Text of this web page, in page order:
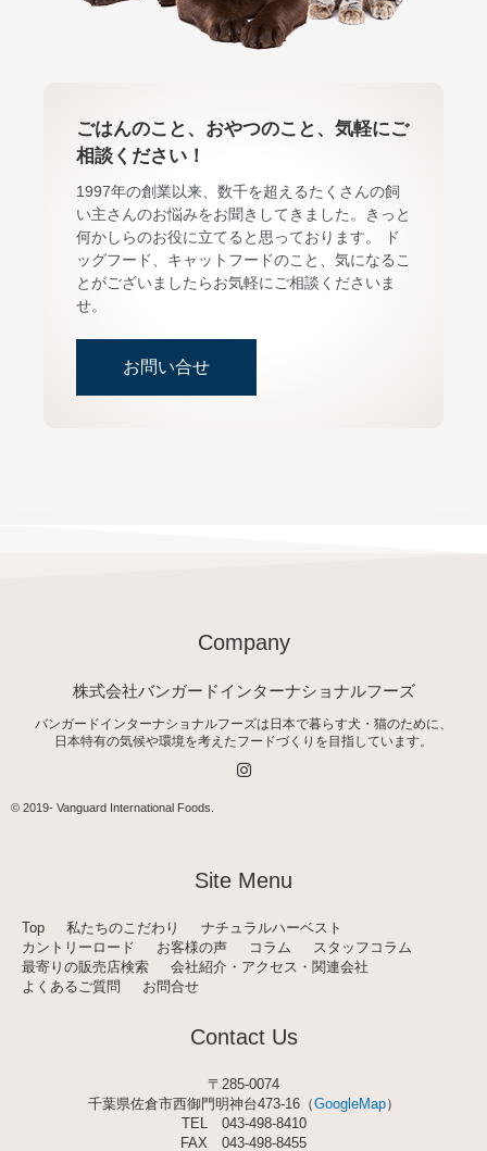
ごはんのこと、おやつのこと、気軽にご
相談ください！
1997年の創業以来、数千を超えるたくさんの飼
い主さんのお悩みをお聞きしてきました。きっと
何かしらのお役に立てると思っております。 ド
ッグフード、キャットフードのこと、気になるこ
とがございましたらお気軽にご相談くださいま
せ。
お問い合せ
Company
株式会社バンガードインターナショナルフーズ
バンガードインターナショナルフーズは日本で暮らす犬・猫のために、
日本特有の気候や環境を考えたフードづくりを目指しています。
I
n
a
m
© 2019- Vanguard International Foods
Site Menu
Top 私たちのこだわり
ナチュラルハーベスト
カントリーロード
お客様の声 コラム
スタッフコラム
最寄りの販売店検索
会社紹介・アクセス・関連会社
よくあるご質問
お問合せ
Contact Us
〒285-0074
千葉県佐倉市西御門明神台473-16（GoogleMap）
TEL 043-498-8410
FAX 043-498-8455